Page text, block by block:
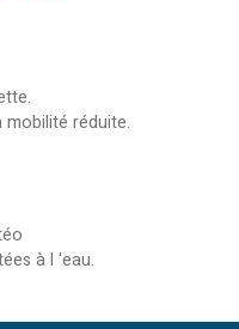
réduite.
à l 'eau.